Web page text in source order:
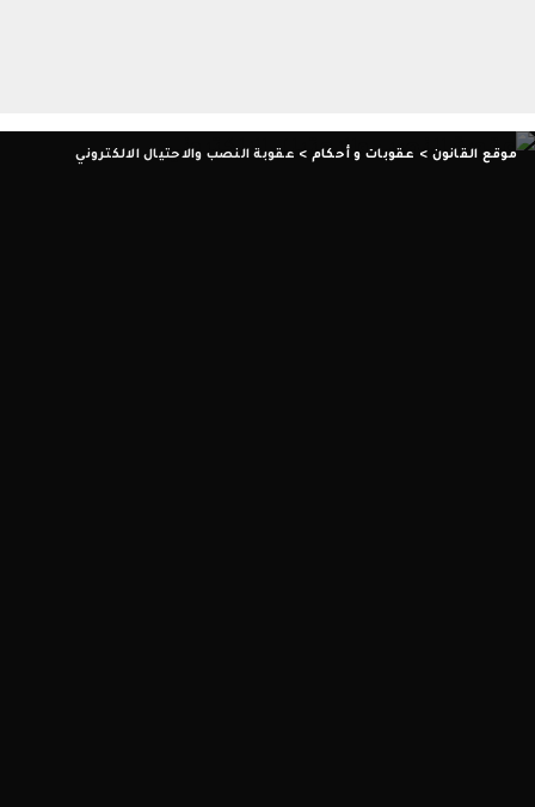
موقع القانون > عقوبات و أحكام > عقوبة النصب والاحتيال الالكتروني